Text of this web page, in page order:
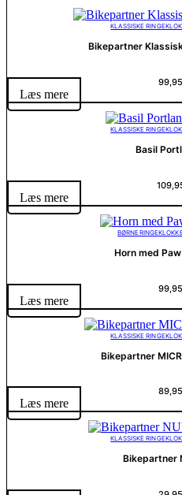
KLASSISKE
Bikepartner
99,95
Læs mere
KLASSISKE
Basil
Læs mere
Horn med
99,95
Læs mere
KLASSISKE
Bikepartner
89,95
Læs mere
KLASSISKE
Bikepartner